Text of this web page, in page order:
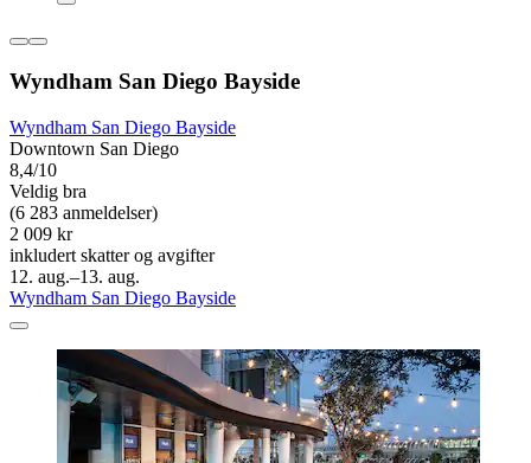
Wyndham San Diego Bayside
Wyndham San Diego Bayside
Downtown San Diego
8,4/10
Veldig bra
(6 283 anmeldelser)
2 009 kr
inkludert skatter og avgifter
12. aug.–13. aug.
Wyndham San Diego Bayside